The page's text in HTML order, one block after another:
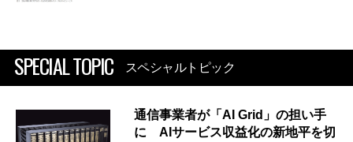
SPECIAL TOPIC スペシャルトピック
通信事業者が「AI Grid」の担い手
に AIサービス収益化の新地平を切